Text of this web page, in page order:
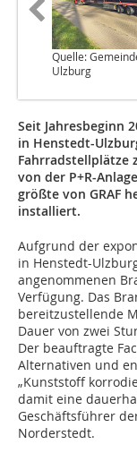
Quelle:
Ulzburg
Seit Jahresbeginn
in Henstedt-
Fahrradstellplätze
von der P+R-
größte von GRAF
installiert.
Aufgrund der
in ­Henstedt-
angenommenen
Verfügung. Das
bereitzustellende
Dauer von zwei
Der beauftragte
Alternativen und
„Kunststoff
damit eine
Geschäftsführer
Norderstedt.